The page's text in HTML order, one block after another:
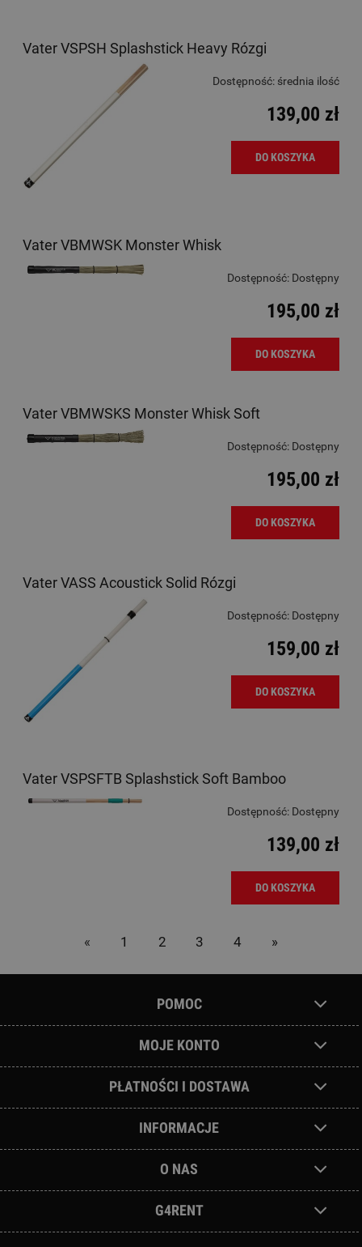
Vater VSPSH Splashstick Heavy Rózgi
Dostępność: średnia ilość
139,00 zł
DO KOSZYKA
Vater VBMWSK Monster Whisk
Dostępność: Dostępny
195,00 zł
DO KOSZYKA
Vater VBMWSKS Monster Whisk Soft
Dostępność: Dostępny
195,00 zł
DO KOSZYKA
Vater VASS Acoustick Solid Rózgi
Dostępność: Dostępny
159,00 zł
DO KOSZYKA
Vater VSPSFTB Splashstick Soft Bamboo
Dostępność: Dostępny
139,00 zł
DO KOSZYKA
« 1 2 3 4 »
POMOC
MOJE KONTO
PŁATNOŚCI I DOSTAWA
INFORMACJE
O NAS
G4RENT